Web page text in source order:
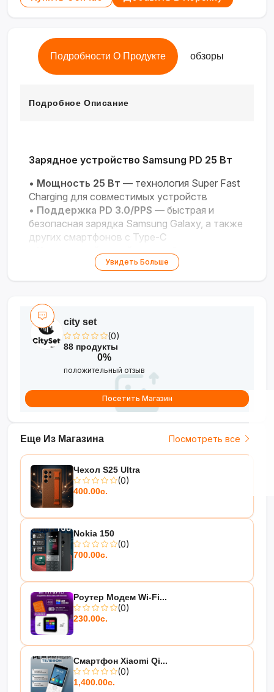
Подробности О Продукте обзоры
Подробное Описание
Зарядное устройство Samsung PD 25 Вт
• Мощность 25 Вт — технология Super Fast
Charging для совместимых устройств
• Поддержка PD 3.0/PPS — быстрая и
безопасная зарядка Samsung Galaxy, а также
других смартфонов с Type-C
дома, офиса и путешествий
Увидеть Больше
Еще Из Магазина Посмотреть все
Чехол S25 Ultra
(0)
400.00с.
Nokia 150
(0)
700.00с.
Роутер Модем Wi-Fi...
(0)
230.00с.
Смартфон Xiaomi Qi...
(0)
1,400.00с.
city set
(0)
88 продукты
0%
положительный отзыв
Посетить Магазин